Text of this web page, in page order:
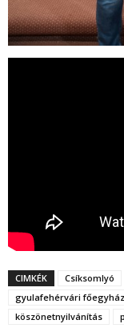
CIMKÉK Csíksomlyó
gyulafehérvári
köszönetnyilvánítás